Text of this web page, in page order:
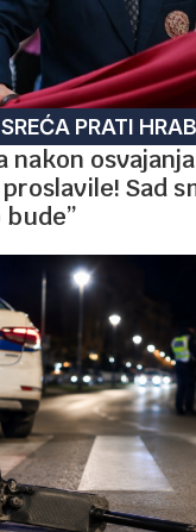
SREĆA PRATI
nakon
Sad
bude”